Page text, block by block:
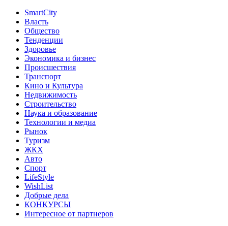
SmartCity
Власть
Общество
Тенденции
Здоровье
Экономика и бизнес
Происшествия
Транспорт
Кино и Культура
Недвижимость
Строительство
Наука и образование
Технологии и медиа
Рынок
Туризм
ЖКХ
Авто
Спорт
LifeStyle
WishList
Добрые дела
КОНКУРСЫ
Интересное от партнеров